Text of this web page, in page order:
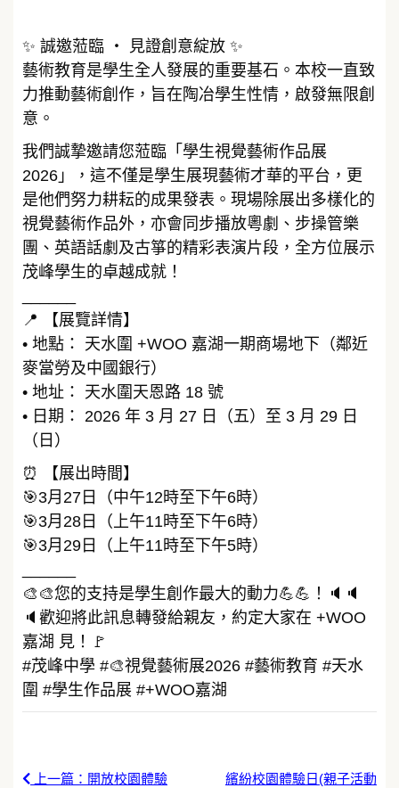
✨ 誠邀蒞臨 ‧ 見證創意綻放 ✨
藝術教育是學生全人發展的重要基石。本校一直致
力推動藝術創作，旨在陶冶學生性情，啟發無限創
意。
我們誠摯邀請您蒞臨「學生視覺藝術作品展
2026」，這不僅是學生展現藝術才華的平台，更
是他們努力耕耘的成果發表。現場除展出多樣化的
視覺藝術作品外，亦會同步播放粵劇、步操管樂
團、英語話劇及古箏的精彩表演片段，全方位展示
茂峰學生的卓越成就！
📍 【展覽詳情】
• 地點： 天水圍 +WOO 嘉湖一期商場地下（鄰近
麥當勞及中國銀行）
• 地址： 天水圍天恩路 18 號
• 日期： 2026 年 3 月 27 日（五）至 3 月 29 日
（日）
⏰ 【展出時間】
🎯3月27日（中午12時至下午6時）
🎯3月28日（上午11時至下午6時）
🎯3月29日（上午11時至下午5時）
🎨🎨您的支持是學生創作最大的動力💪💪！🔈🔈
🔈歡迎將此訊息轉發給親友，約定大家在 +WOO
嘉湖 見！🚩
#茂峰中學 #🎨視覺藝術展2026 #藝術教育 #天水
圍 #學生作品展 #+WOO嘉湖
上一篇：開放校園體驗
繽紛校園體驗日(親子活動